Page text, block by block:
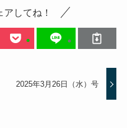
してね！
2025年3月26日（水）号